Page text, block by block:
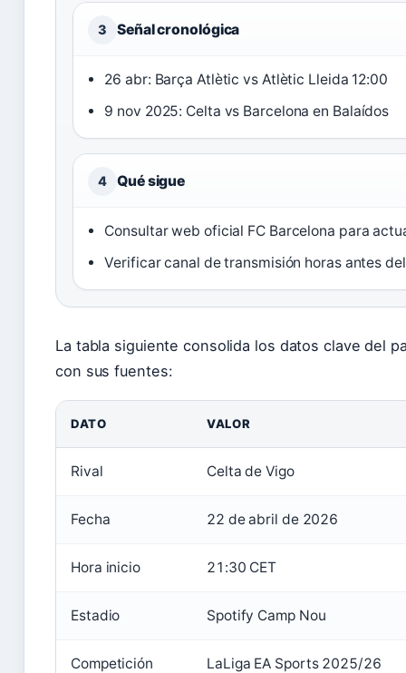
3 Señal cronológica
26 abr: Barça Atlètic vs Atlètic Lleida 12:00
9 nov 2025: Celta vs Barcelona en Balaídos
4 Qué sigue
Consultar web oficial FC Barcelona para
Verificar canal de transmisión horas antes
La tabla siguiente consolida los datos clave del
con sus fuentes:
DATO VALOR
Rival Celta de Vigo
Fecha 22 de abril de 2026
Hora inicio 21:30 CET
Estadio Spotify Camp Nou
Competición LaLiga EA Sports 2025/26